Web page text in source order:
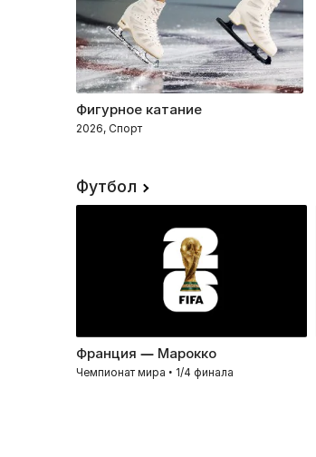
Фигурное катание
2026, Спорт
Футбол
Франция — Марокко
Чемпионат мира • 1/4 финала